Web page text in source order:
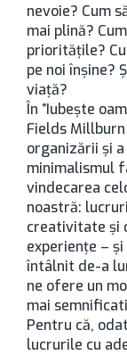
nevoie? Cum
mai plină?
prioritățile?
pe noi înșine?
viață?
În ”Iubește
Fields
organizării și
minimalismul
vindecarea
noastră:
creativitate și
experiențe –
întâlnit de-a
ne ofere un
mai
Pentru că,
lucrurile cu